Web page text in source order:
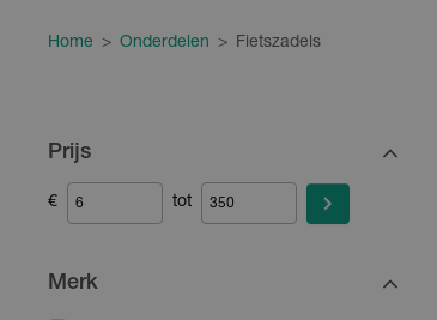
Home > Onderdelen > Fietszadels
Prijs
€ tot
Merk